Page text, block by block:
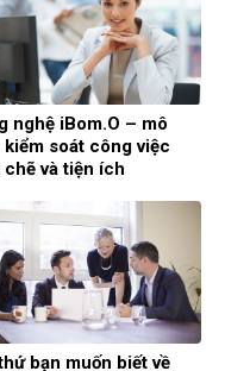
nghệ iBom.O – mô
kiểm soát công việc
chẽ và tiện ích
bạn muốn biết về